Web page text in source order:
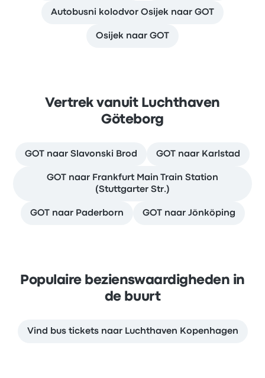
Autobusni kolodvor Osijek naar GOT
Osijek naar GOT
Vertrek vanuit Luchthaven
Göteborg
GOT naar Slavonski Brod GOT naar Karlstad
GOT naar Frankfurt Main Train Station
(Stuttgarter Str.)
GOT naar Paderborn GOT naar Jönköping
Populaire bezienswaardigheden in
de buurt
Vind bus tickets naar Luchthaven Kopenhagen